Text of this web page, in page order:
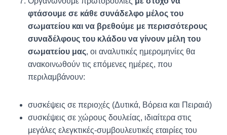
φτάσουμε σε κάθε συνάδελφο μέλος του
σωματείου και να βρεθούμε με περισσότερους
συναδέλφους του κλάδου να γίνουν μέλη του
σωματείου μας, οι αναλυτικές ημερομηνίες θα
ανακοινωθούν τις επόμενες ημέρες, που
περιλαμβάνουν:
συσκέψεις σε περιοχές (Δυτικά, Βόρεια και Πειραιά)
συσκέψεις σε χώρους δουλείας, ιδιαίτερα στις
μεγάλες ελεγκτικές-συμβουλευτικές εταιρίες του